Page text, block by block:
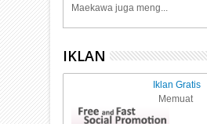
Maekawa juga meng...
IKLAN
Iklan Gratis
Memuat